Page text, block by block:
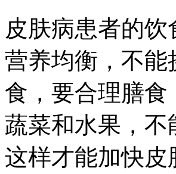
皮肤病患者的
营养均衡，不
食，要合理膳
蔬菜和水果，
这样才能加快皮